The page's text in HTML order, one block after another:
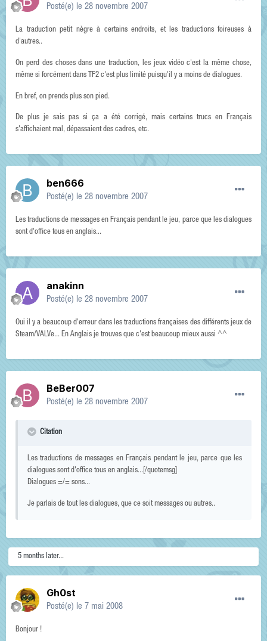
Posté(e) le 28 novembre 2007
La traduction petit nègre à certains endroits, et les traductions foireuses à
d'autres..
On perd des choses dans une traduction, les jeux vidéo c'est la même chose,
même si forcément dans TF2 c'est plus limité puisqu'il y a moins de dialogues.
En bref, on prends plus son pied.
De plus je sais pas si ça a été corrigé, mais certains trucs en Français
s'affichaient mal, dépassaient des cadres, etc.
ben666
Posté(e) le 28 novembre 2007
Les traductions de messages en Français pendant le jeu, parce que les dialogues
sont d'office tous en anglais...
anakinn
Posté(e) le 28 novembre 2007
Oui il y a beaucoup d'erreur dans les traductions françaises des différents jeux de
Steam/VALVe... En Anglais je trouves que c'est beaucoup mieux aussi ^^
BeBer007
Posté(e) le 28 novembre 2007
Citation
Les traductions de messages en Français pendant le jeu, parce que les
dialogues sont d'office tous en anglais...[/quotemsg]
Dialogues =/= sons...
Je parlais de tout les dialogues, que ce soit messages ou autres..
5 months later...
Gh0st
Posté(e) le 7 mai 2008
Bonjour !